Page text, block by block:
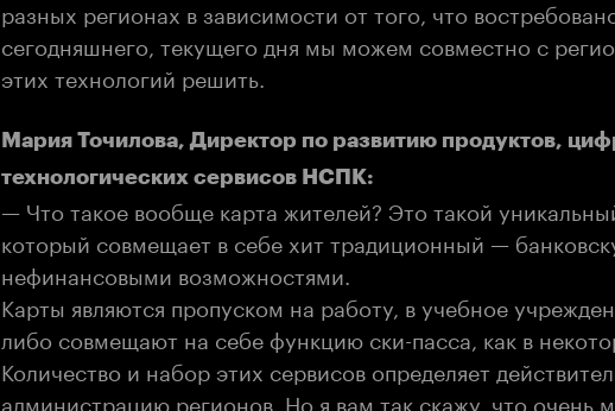
разных регионах в зависимости от того, что
сегодняшнего, текущего дня мы можем совместно с
этих технологий решить.
Мария Точилова, Директор по развитию продуктов,
технологических сервисов НСПК:
— Что такое вообще карта жителей? Это такой
который совмещает в себе хит традиционный —
нефинансовыми возможностями.
Карты являются пропуском на работу, в учебное
либо совмещают на себе функцию ски-пасса, как в
Количество и набор этих сервисов определяет
администрацию регионов. Но я вам так скажу, что очень